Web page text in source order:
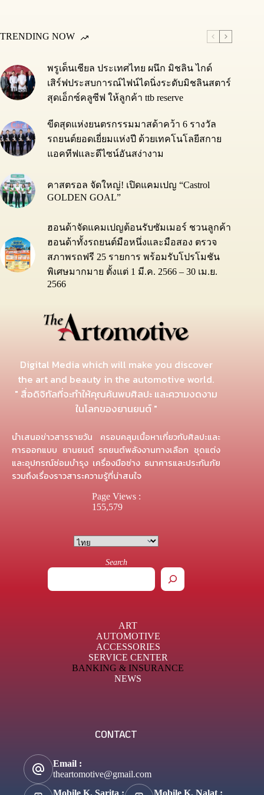
TRENDING NOW
พรูเด็นเชียล ประเทศไทย ผนึก มิชลิน ไกด์
เสิร์ฟประสบการณ์ไฟน์ไดนิ่งระดับมิชลินสตาร์
สุดเอ็กซ์คลูซีฟ ให้ลูกค้า ttb reserve
ขีดสุดแห่งยนตรกรรมมาสด้าคว้า 6 รางวัล
รถยนต์ยอดเยี่ยมแห่งปี ด้วยเทคโนโลยีสกาย
แอคทีฟและดีไซน์อันสง่างาม
คาสตรอล จัดใหญ่! เปิดแคมเปญ “Castrol
GOLDEN GOAL”
ฮอนด้าจัดแคมเปญต้อนรับซัมเมอร์ ชวนลูกค้า
ฮอนด้าทั้งรถยนต์มือหนึ่งและมือสอง ตรวจ
สภาพรถฟรี 25 รายการ พร้อมรับโปรโมชัน
พิเศษมากมาย ตั้งแต่ 1 มี.ค. 2566 – 30 เม.ย.
2566
Digital Media which will make you discover
the art and beauty in the automotive world.
" สื่อดิจิทัลที่จะทำให้คุณค้นพบศิลปะ และความงดงาม
ในโลกของยานยนต์ "
นำเสนอข่าวสารรายวัน ครอบคลุมเนื้อหาเกี่ยวกับศิลปะและ
การออกแบบ ยานยนต์ รถยนต์พลังงานทางเลือก ชุดแต่ง
และอุปกรณ์ซ่อมบำรุง เครื่องมือช่าง ธนาคารและประกันภัย
รวมถึงเรื่องราวสาระความรู้ที่น่าสนใจ
Page Views :
155,579
Search
ART
AUTOMOTIVE
ACCESSORIES
SERVICE CENTER
BANKING & INSURANCE
NEWS
CONTACT
Email :
theartomotive@gmail.com